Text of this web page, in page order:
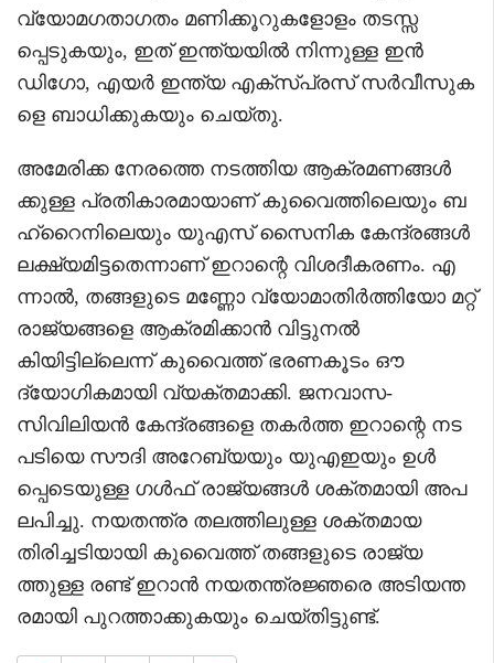
വ്യോമഗതാഗതം മണിക്കൂറുകളോളം തടസ്സ
പ്പെടുകയും, ഇത് ഇന്ത്യയിൽ നിന്നുള്ള ഇൻ
ഡിഗോ, എയർ ഇന്ത്യ എക്സ്പ്രസ് സർവീസുക
ളെ ബാധിക്കുകയും ചെയ്തു.
അമേരിക്ക നേരത്തെ നടത്തിയ ആക്രമണങ്ങൾ
ക്കുള്ള പ്രതികാരമായാണ് കുവൈത്തിലെയും ബ
ഹ്റൈനിലെയും യുഎസ് സൈനിക കേന്ദ്രങ്ങൾ
ലക്ഷ്യമിട്ടതെന്നാണ് ഇറാന്റെ വിശദീകരണം. എ
ന്നാൽ, തങ്ങളുടെ മണ്ണോ വ്യോമാതിർത്തിയോ മറ്റ്
രാജ്യങ്ങളെ ആക്രമിക്കാൻ വിട്ടുനൽ
കിയിട്ടില്ലെന്ന് കുവൈത്ത് ഭരണകൂടം ഔ
ദ്യോഗികമായി വ്യക്തമാക്കി. ജനവാസ-
സിവിലിയൻ കേന്ദ്രങ്ങളെ തകർത്ത ഇറാന്റെ നട
പടിയെ സൗദി അറേബ്യയും യുഎഇയും ഉൾ
പ്പെടെയുള്ള ഗൾഫ് രാജ്യങ്ങൾ ശക്തമായി അപ
ലപിച്ചു. നയതന്ത്ര തലത്തിലുള്ള ശക്തമായ
തിരിച്ചടിയായി കുവൈത്ത് തങ്ങളുടെ രാജ്യ
ത്തുള്ള രണ്ട് ഇറാൻ നയതന്ത്രജ്ഞരെ അടിയന്ത
രമായി പുറത്താക്കുകയും ചെയ്തിട്ടുണ്ട്.